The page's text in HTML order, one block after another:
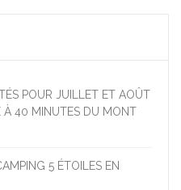
POUR JUILLET ET AOÛT
À 40 MINUTES DU MONT
5 ÉTOILES EN